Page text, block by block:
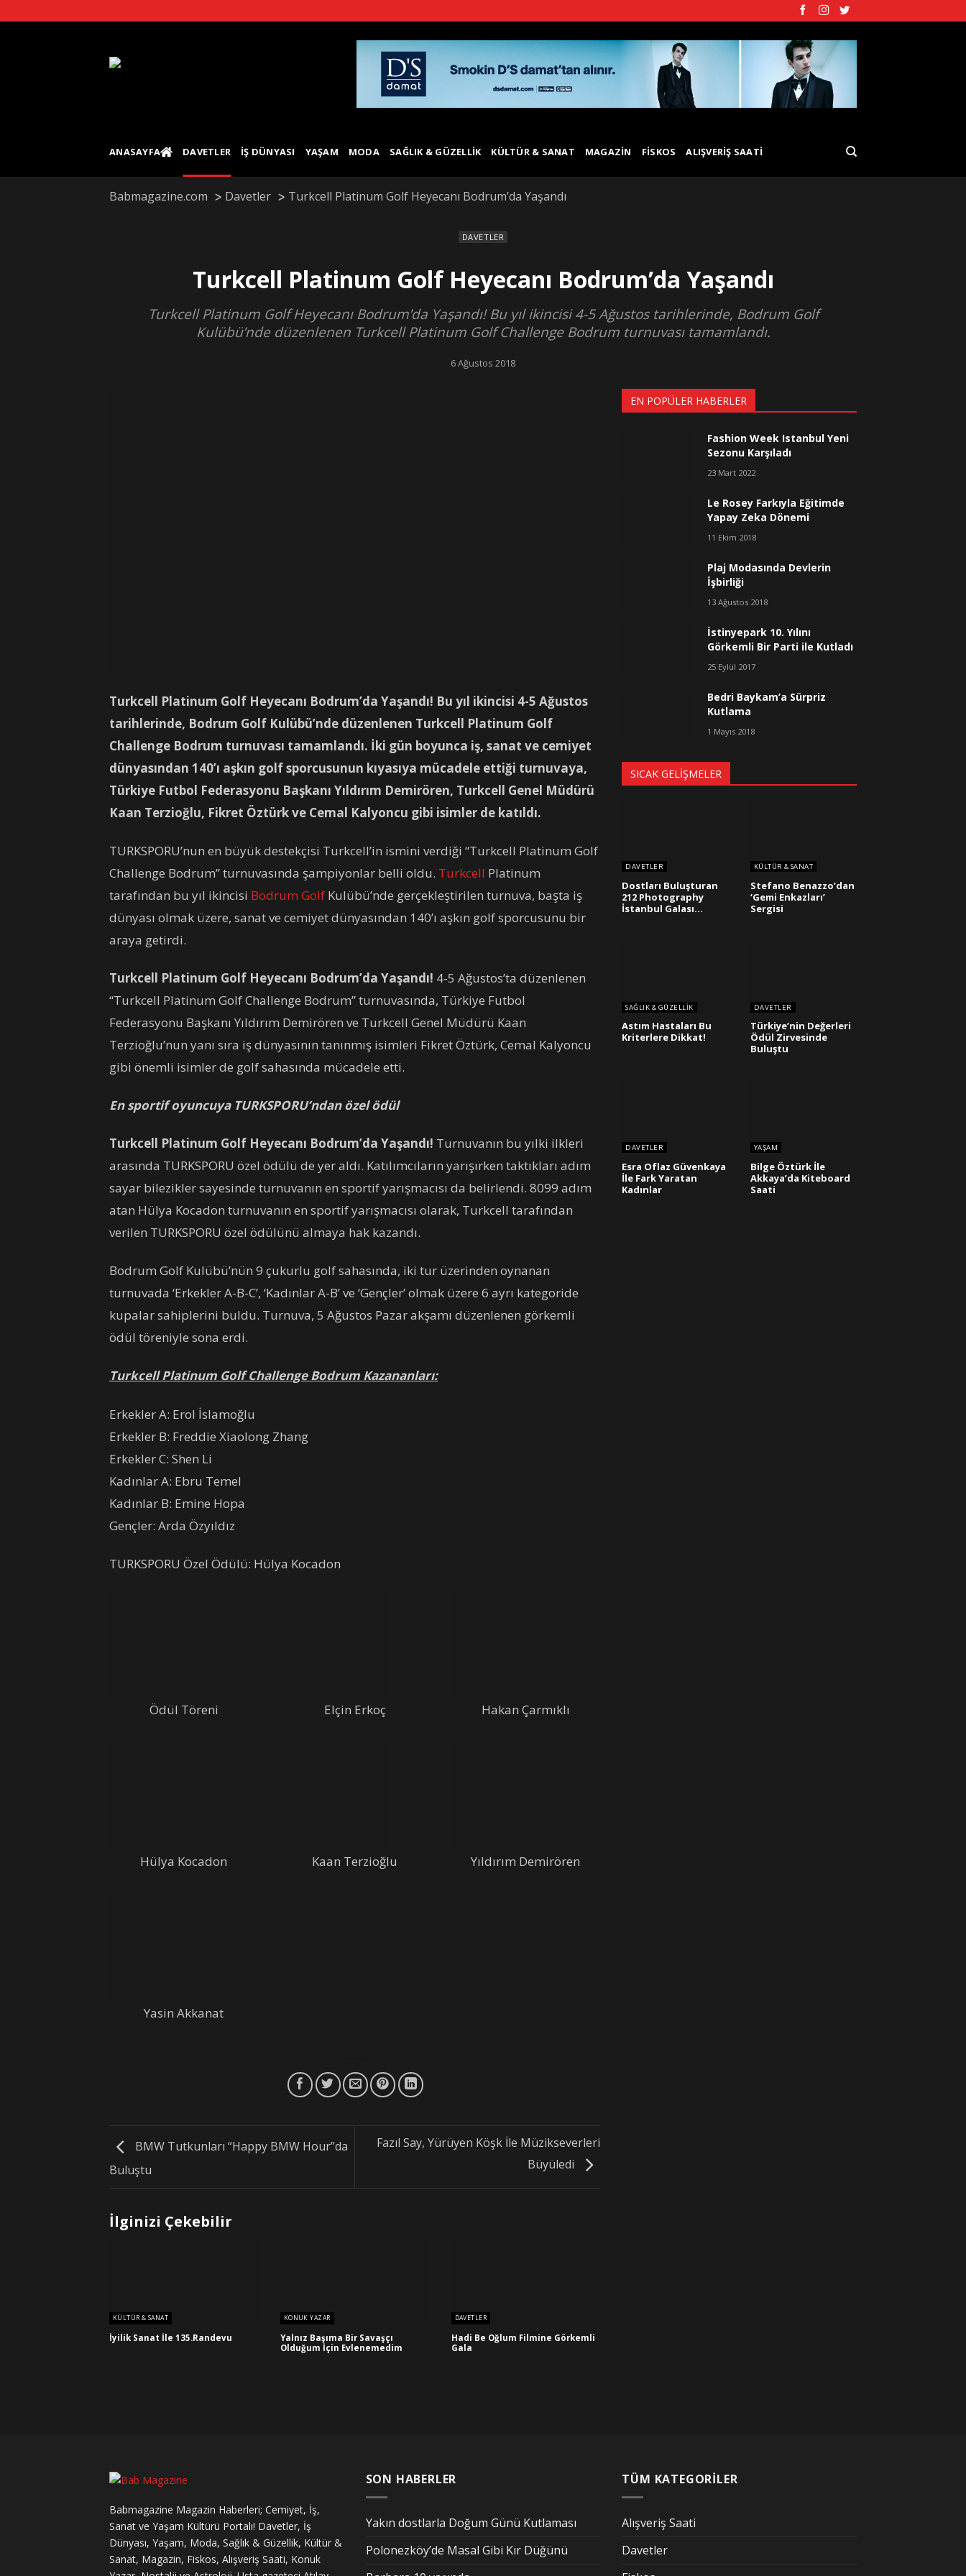
to
ANASAYFA DAVETLER İŞ DÜNYASI YAŞAM MODA SAĞLIK & GÜZELLIK KÜLTÜR & SANAT MAGAZIN FISKOS ALIŞVERIŞ SAATI
Babmagazine.com Davetler Turkcell Platinum Golf Heyecanı Bodrum’da Yaşandı
DAVETLER
Turkcell Platinum Golf Heyecanı Bodrum’da Yaşandı
Turkcell Platinum Golf Heyecanı Bodrum’da Yaşandı! Bu yıl ikincisi 4-5 Ağustos tarihlerinde, Bodrum Golf
Kulübü’nde düzenlenen Turkcell Platinum Golf Challenge Bodrum turnuvası tamamlandı.
6 Ağustos 2018
Turkcell Platinum Golf Heyecanı Bodrum’da Yaşandı! Bu yıl ikincisi 4-5 Ağustos
tarihlerinde, Bodrum Golf Kulübü’nde düzenlenen Turkcell Platinum Golf
Challenge Bodrum turnuvası tamamlandı. İki gün boyunca iş, sanat ve cemiyet
dünyasından 140’ı aşkın golf sporcusunun kıyasıya mücadele ettiği turnuvaya,
Türkiye Futbol Federasyonu Başkanı Yıldırım Demirören, Turkcell Genel Müdürü
Kaan Terzioğlu, Fikret Öztürk ve Cemal Kalyoncu gibi isimler de katıldı.
TURKSPORU’nun en büyük destekçisi Turkcell’in ismini verdiği “Turkcell Platinum Golf
Challenge Bodrum” turnuvasında şampiyonlar belli oldu. Turkcell Platinum
tarafından bu yıl ikincisi Bodrum Golf Kulübü’nde gerçekleştirilen turnuva, başta iş
dünyası olmak üzere, sanat ve cemiyet dünyasından 140’ı aşkın golf sporcusunu bir
araya getirdi.
Turkcell Platinum Golf Heyecanı Bodrum’da Yaşandı! 4-5 Ağustos’ta düzenlenen
“Turkcell Platinum Golf Challenge Bodrum” turnuvasında, Türkiye Futbol
Federasyonu Başkanı Yıldırım Demirören ve Turkcell Genel Müdürü Kaan
Terzioğlu’nun yanı sıra iş dünyasının tanınmış isimleri Fikret Öztürk, Cemal Kalyoncu
gibi önemli isimler de golf sahasında mücadele etti.
En sportif oyuncuya TURKSPORU’ndan özel ödül
Turkcell Platinum Golf Heyecanı Bodrum’da Yaşandı! Turnuvanın bu yılki ilkleri
arasında TURKSPORU özel ödülü de yer aldı. Katılımcıların yarışırken taktıkları adım
sayar bilezikler sayesinde turnuvanın en sportif yarışmacısı da belirlendi. 8099 adım
atan Hülya Kocadon turnuvanın en sportif yarışmacısı olarak, Turkcell tarafından
verilen TURKSPORU özel ödülünü almaya hak kazandı.
Bodrum Golf Kulübü’nün 9 çukurlu golf sahasında, iki tur üzerinden oynanan
turnuvada ‘Erkekler A-B-C’, ‘Kadınlar A-B’ ve ‘Gençler’ olmak üzere 6 ayrı kategoride
kupalar sahiplerini buldu. Turnuva, 5 Ağustos Pazar akşamı düzenlenen görkemli
ödül töreniyle sona erdi.
Turkcell Platinum Golf Challenge Bodrum Kazananları:
Erkekler A: Erol İslamoğlu
Erkekler B: Freddie Xiaolong Zhang
Erkekler C: Shen Li
Kadınlar A: Ebru Temel
Kadınlar B: Emine Hopa
Gençler: Arda Özyıldız
TURKSPORU Özel Ödülü: Hülya Kocadon
Ödül Töreni Elçin Erkoç Hakan Çarmıklı
Hülya Kocadon Kaan Terzioğlu Yıldırım Demirören
Yasin Akkanat
BMW Tutkunları “Happy BMW Hour”da
Buluştu
Fazıl Say, Yürüyen Köşk İle Müzikseverleri
Büyüledi
İlginizi Çekebilir
KÜLTÜR & SANAT
İyilik Sanat İle 135.Randevu
KONUK YAZAR
Yalnız Başıma Bir Savaşçı
Olduğum İçin Evlenemedim
DAVETLER
Hadi Be Oğlum Filmine Görkemli
Gala
EN POPÜLER HABERLER
Fashion Week Istanbul Yeni
Sezonu Karşıladı
23 Mart 2022
Le Rosey Farkıyla Eğitimde
Yapay Zeka Dönemi
11 Ekim 2018
Plaj Modasında Devlerin
İşbirliği
13 Ağustos 2018
İstinyepark 10. Yılını
Görkemli Bir Parti ile Kutladı
25 Eylül 2017
Bedri Baykam’a Sürpriz
Kutlama
1 Mayıs 2018
SICAK GELIŞMELER
DAVETLER
Dostları Buluşturan
212 Photography
İstanbul Galası…
KÜLTÜR & SANAT
Stefano Benazzo’dan
‘Gemi Enkazları’
Sergisi
SAĞLIK & GÜZELLIK
Astım Hastaları Bu
Kriterlere Dikkat!
DAVETLER
Türkiye’nin Değerleri
Ödül Zirvesinde
Buluştu
DAVETLER
Esra Oflaz Güvenkaya
İle Fark Yaratan
Kadınlar
YAŞAM
Bilge Öztürk İle
Akkaya’da Kiteboard
Saati
Babmagazine Magazin Haberleri; Cemiyet, İş,
Sanat ve Yaşam Kültürü Portalı! Davetler, İş
Dünyası, Yaşam, Moda, Sağlık & Güzellik, Kültür &
Sanat, Magazin, Fiskos, Alışveriş Saati, Konuk
SON HABERLER
Yakın dostlarla Doğum Günü Kutlaması
Polonezköy’de Masal Gibi Kır Düğünü
TÜM KATEGORİLER
Alışveriş Saati
Davetler